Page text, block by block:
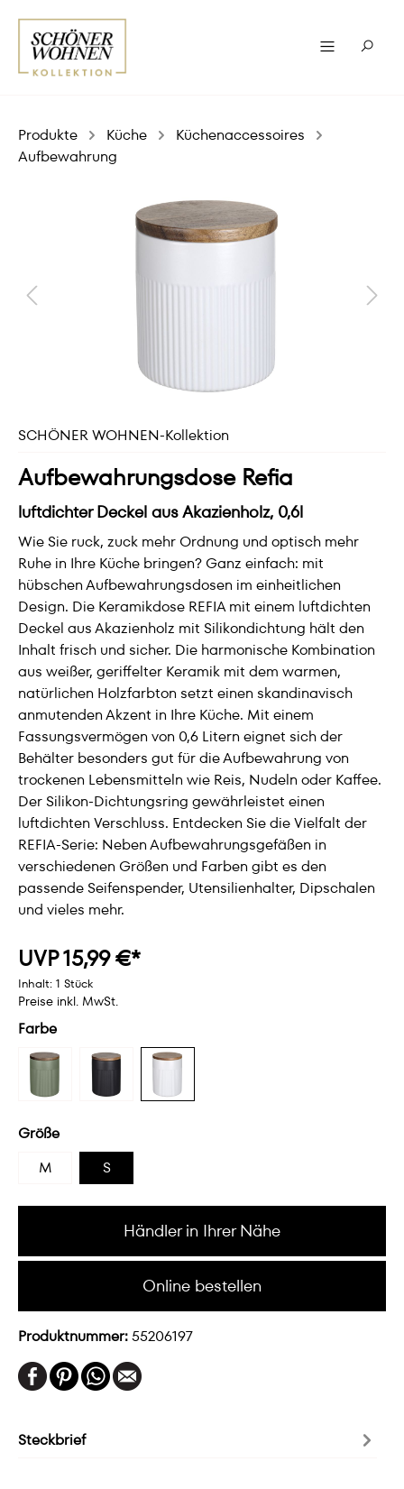
Produkte Küche
Küchenaccessoires
Aufbewahrung
SCHÖNER WOHNEN-Kollektion
Aufbewahrungsdose Refia
luftdichter Deckel aus Akazienholz, 0,6l
Wie Sie ruck, zuck mehr Ordnung und optisch mehr
Ruhe in Ihre Küche bringen? Ganz einfach: mit
hübschen Aufbewahrungsdosen im einheitlichen
Design. Die Keramikdose REFIA mit einem luftdichten
Deckel aus Akazienholz mit Silikondichtung hält den
Inhalt frisch und sicher. Die harmonische Kombination
aus weißer, geriffelter Keramik mit dem warmen,
natürlichen Holzfarbton setzt einen skandinavisch
anmutenden Akzent in Ihre Küche. Mit einem
Fassungsvermögen von 0,6 Litern eignet sich der
Behälter besonders gut für die Aufbewahrung von
trockenen Lebensmitteln wie Reis, Nudeln oder Kaffee.
Der Silikon-Dichtungsring gewährleistet einen
luftdichten Verschluss. Entdecken Sie die Vielfalt der
REFIA-Serie: Neben Aufbewahrungsgefäßen in
verschiedenen Größen und Farben gibt es den
passende Seifenspender, Utensilienhalter, Dipschalen
und vieles mehr.
UVP 15,99 €*
Inhalt: 1 Stück
Preise inkl. MwSt.
Farbe
Größe
M
S
Händler in Ihrer Nähe
Online bestellen
Produktnummer:55206197
Steckbrief